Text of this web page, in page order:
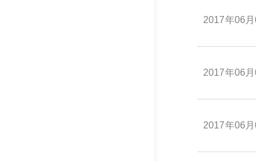
2017年06月
2017年06月
2017年06月